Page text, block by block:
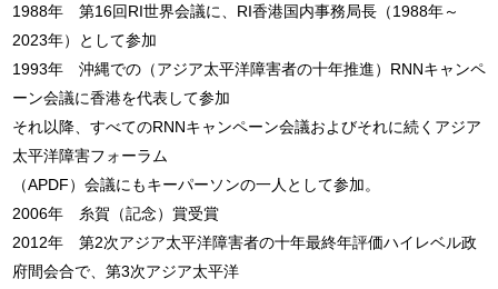
1988年 第16回RI世界会議に、RI香港国内事務局長（1988年～
2023年）として参加
1993年 沖縄での（アジア太平洋障害者の十年推進）RNNキャンペ
ーン会議に香港を代表して参加
それ以降、すべてのRNNキャンペーン会議およびそれに続くアジア
太平洋障害フォーラム
（APDF）会議にもキーパーソンの一人として参加。
2006年 糸賀（記念）賞受賞
2012年 第2次アジア太平洋障害者の十年最終年評価ハイレベル政
府間会合で、第3次アジア太平洋